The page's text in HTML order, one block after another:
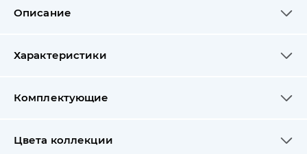
Описание
Характеристики
Комплектующие
Цвета коллекции